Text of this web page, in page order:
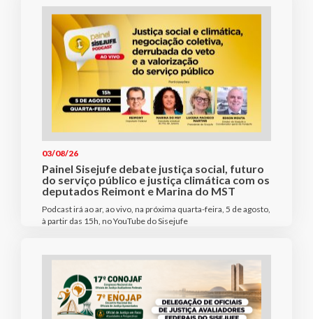
03/08/26
Painel Sisejufe debate justiça social, futuro
do serviço público e justiça climática com os
deputados Reimont e Marina do MST
Podcast irá ao ar, ao vivo, na próxima quarta-feira, 5 de agosto,
à partir das 15h, no YouTube do Sisejufe